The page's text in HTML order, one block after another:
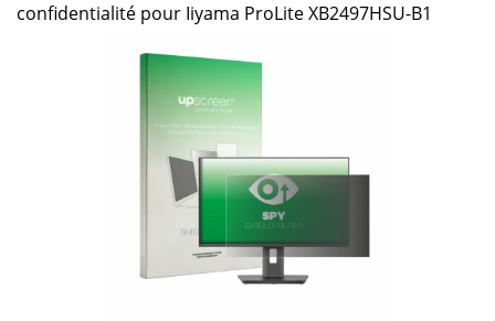
confidentialité pour Iiyama ProLite XB2497HSU-B1